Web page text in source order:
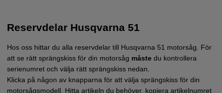
Reservdelar Husqvarna 51
Hos oss hittar du alla reservdelar till Husqvarna 51 motorsåg. För
att se rätt sprängskiss för din motorsåg måste du kontrollera
serienumret och välja rätt sprängskiss nedan.
Klicka på någon av knapparna för att välja sprängskiss för din
motorsågsmodell. Hitta artikeln du behöver, kopiera artikelnumret